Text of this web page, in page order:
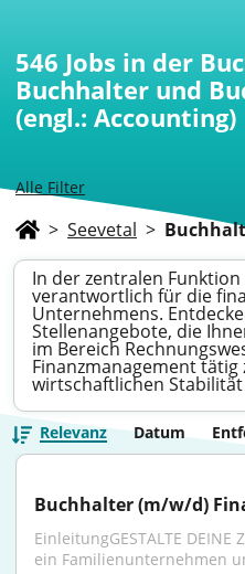
Alle Filter
546 Jobs in der
Buchhalter und
(engl.: Accounting)
> Seevetal >
In der zentralen
verantwortlich für die
Unternehmens.
Stellenangebote, die
im Bereich
Finanzmanagement
wirtschaftlichen
Relevanz Datum
Buchhalter (m/w/d)
EinleitungGESTALTE DEINE
ein Familienunternehmen